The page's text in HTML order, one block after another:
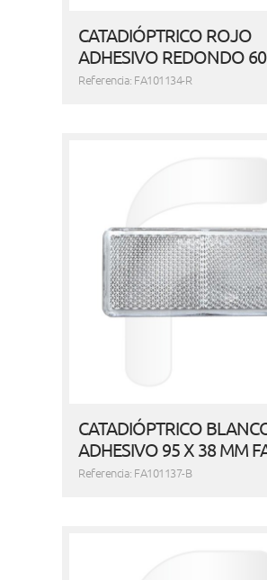
CATADIÓPTRICO ROJO
ADHESIVO REDONDO
Referencia: FA101134-R
CATADIÓPTRICO
ADHESIVO 95 X 38 MM
Referencia: FA101137-B